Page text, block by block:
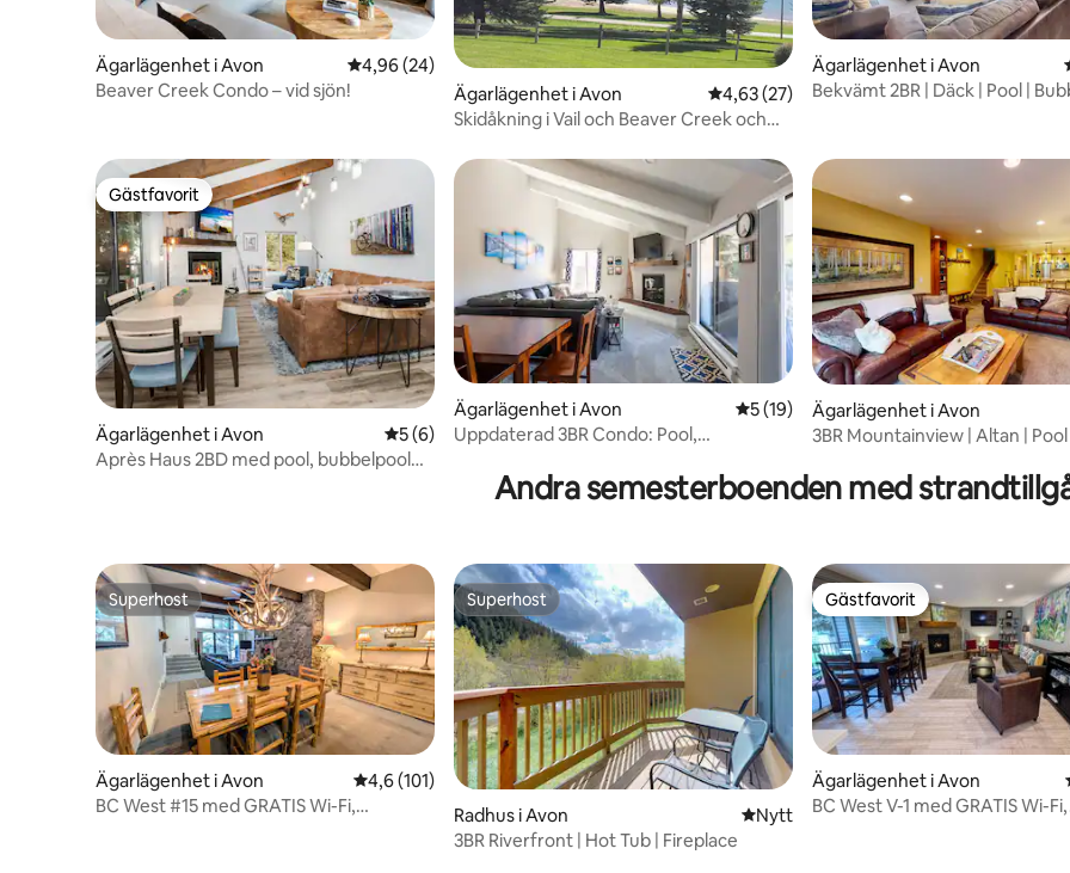
Ägarlägenhet i Avon 4,96 av 5 i genomsnittligt betyg, 24 omdömen
4,96 (24)
Beaver Creek Condo – vid sjön!
Ägarlägenhet i Avon 4,63 av 5 i genomsnittligt betyg, 27
4,63 (27)
Skidåkning i Vail och Beaver Creek och
Ägarlägenhet i Avon
Bekvämt 2BR | Däck | Pool |
Gästfavorit
Gästfavorit
Ägarlägenhet i Avon 5 av 5 i genomsnittligt betyg, 6 omdömen
5 (6)
Après Haus 2BD med pool, bubbelpool
Ägarlägenhet i Avon 5 av 5 i genomsnittligt betyg, 19
5 (19)
Uppdaterad 3BR Condo: Pool,
Ägarlägenhet i Avon
3BR Mountainview | Altan | Pool
Andra semesterboenden med
Superhost
Superhost
Ägarlägenhet i Avon 4,6 av 5 i genomsnittligt betyg, 101 omdömen
4,6 (101)
BC West #15 med GRATIS Wi-Fi,
Superhost
Superhost
Radhus i Avon Nytt ställe att bo på
Nytt
3BR Riverfront | Hot Tub | Fireplace
Gästfavorit
Gästfavorit
Ägarlägenhet i Avon
BC West V-1 med GRATIS Wi-Fi,